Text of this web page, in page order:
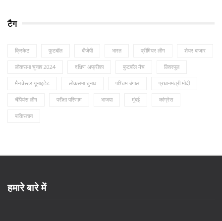
टैग
क्रिकेट फुटबॉल बीजेपी भारत प्रीमियर लीग शेयर बाजार
लोकसभा चुनाव 2024 दक्षिण अफ्रीका फुटबॉल मैच लिवरपूल
मैनचेस्टर यूनाइटेड लोकसभा चुनाव पश्चिम बंगाल प्रधानमंत्री मोदी
चैंपियंस लीग परीक्षा परिणाम भाजपा मुंबई कांग्रेस
पाकिस्तान
हमारे बारे में